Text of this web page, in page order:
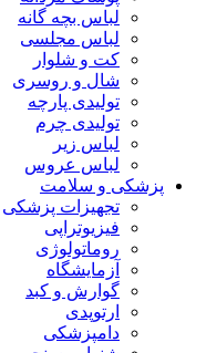
لباس بچه گانه
لباس مجلسی
کت و شلوار
شال و روسری
تولیدی پارچه
تولیدی چرم
لباس زیر
لباس عروس
پزشکی و سلامت
تجهیزات پزشکی
فیزیوتراپی
روماتولوژی
آزمایشگاه
گوارش و کبد
ارتوپدی
دامپزشکی